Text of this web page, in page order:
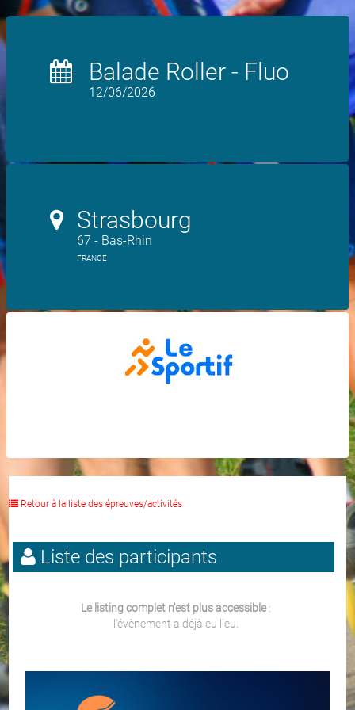
Balade Roller - Fluo
12/06/2026
Strasbourg
67 - Bas-Rhin
FRANCE
Retour à la liste des épreuves/activités
Liste des participants
Le listing complet n'est plus accessible:
l'évènement a déjà eu lieu.